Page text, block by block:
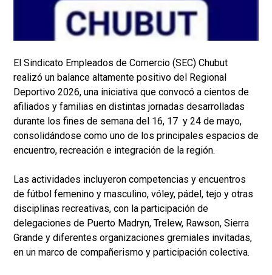
El Sindicato Empleados de Comercio (SEC) Chubut
realizó un balance altamente positivo del Regional
Deportivo 2026, una iniciativa que convocó a cientos de
afiliados y familias en distintas jornadas desarrolladas
durante los fines de semana del 16, 17 y 24 de mayo,
consolidándose como uno de los principales espacios de
encuentro, recreación e integración de la región.
Las actividades incluyeron competencias y encuentros
de fútbol femenino y masculino, vóley, pádel, tejo y otras
disciplinas recreativas, con la participación de
delegaciones de Puerto Madryn, Trelew, Rawson, Sierra
Grande y diferentes organizaciones gremiales invitadas,
en un marco de compañerismo y participación colectiva.